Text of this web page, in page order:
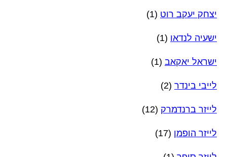
יצחק יעקב רוט (1)
ישעיה לנדאו (1)
ישראל יאקאב (1)
לייבי בינדר (2)
לייזר ברנדמרק (12)
לייזר הופמן (17)